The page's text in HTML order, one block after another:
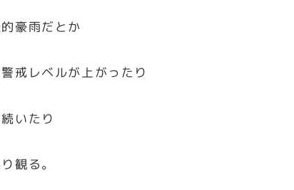
豪雨だとか
戒レベルが上がったり
いたり
観る。